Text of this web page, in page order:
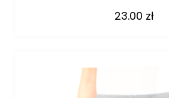
23.00 zł